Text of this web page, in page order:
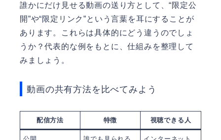
誰かにだけ見せる動画の送り方として、“限定公
開”や“限定リンク”という言葉を耳にすることが
あります。これらは具体的にどう違うのでしょ
うか？代表的な例をもとに、仕組みを整理して
みましょう。
動画の共有方法を比べてみよう
配信方法 特徴 視聴できる人